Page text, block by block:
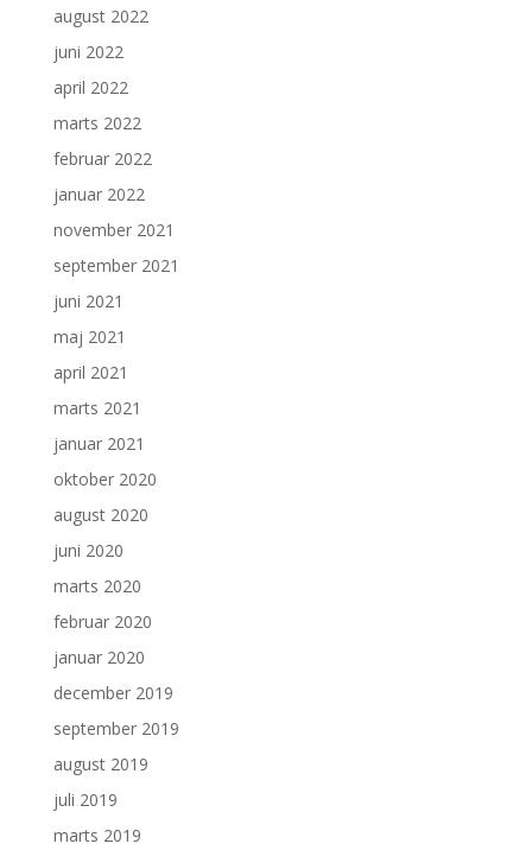
august 2022
juni 2022
april 2022
marts 2022
februar 2022
januar 2022
november 2021
september 2021
juni 2021
maj 2021
april 2021
marts 2021
januar 2021
oktober 2020
august 2020
juni 2020
marts 2020
februar 2020
januar 2020
december 2019
september 2019
august 2019
juli 2019
marts 2019